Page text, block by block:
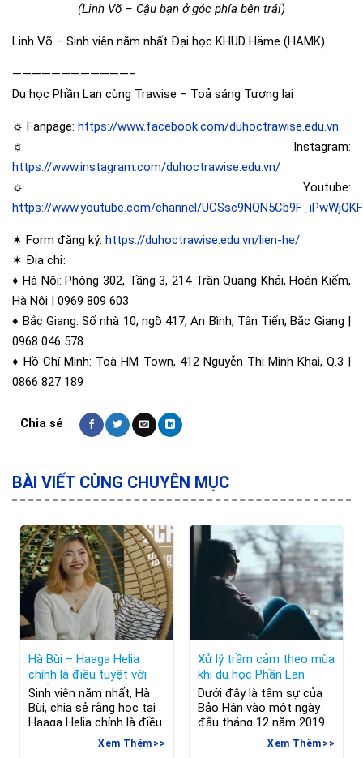
(Linh Võ – Cậu bạn ở góc phía bên trái)
Linh Võ – Sinh viên năm nhất Đại học KHUD Häme (HAMK)
————————————–
Du học Phần Lan cùng Trawise – Toả sáng Tương lai
☼ Fanpage: https://www.facebook.com/duhoctrawise.edu.vn
☼ Instagram:
https://www.instagram.com/duhoctrawise.edu.vn/
☼ Youtube:
https://www.youtube.com/channel/
✶ Form đăng ký: https://duhoctrawise.edu.vn/lien-he/
✶ Địa chỉ:
♦️ Hà Nội: Phòng 302, Tầng 3, 214 Trần Quang Khải, Hoàn Kiếm,
Hà Nội | 0969 809 603
♦️ Bắc Giang: Số nhà 10, ngõ 417, An Bình, Tân Tiến, Bắc Giang |
0968 046 578
♦️ Hồ Chí Minh: Toà HM Town, 412 Nguyễn Thị Minh Khai, Q.3 |
0866 827 189
BÀI VIẾT CÙNG CHUYÊN MỤC
Hà Bùi – Haaga Helia
chính là điều tuyệt vời
nhất của bạn trong năm
2020.
Sinh viên năm nhất, Hà
Bùi, chia sẻ rằng học tại
Haaga Helia chính là điều
tuyệt vời nhất của bạn
trong năm 2020. Sinh
Xem Thêm
Xử lý trầm cảm theo mùa
khi du học Phần Lan
Dưới đây là tâm sự của
Bảo Hân vào một ngày
đầu tháng 12 năm 2019
ở Phần Lan. Bảo Hân hiện
đang là du học sinh theo
Xem Thêm